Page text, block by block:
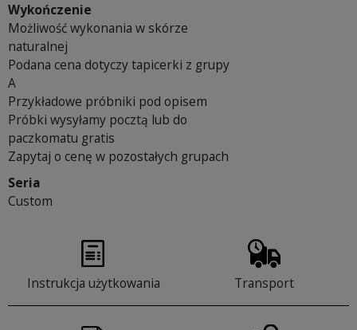
Wykończenie
Możliwość wykonania w skórze
naturalnej
Podana cena dotyczy tapicerki z grupy
A
Przykładowe próbniki pod opisem
Próbki wysyłamy pocztą lub do
paczkomatu gratis
Zapytaj o cenę w pozostałych grupach
Seria
Custom
Instrukcja użytkowania Transport